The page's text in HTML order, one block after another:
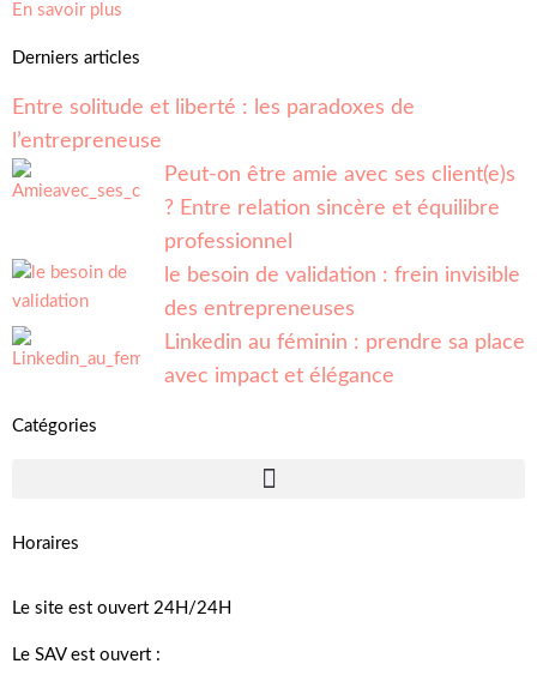
En savoir plus
Derniers articles
Entre solitude et liberté : les paradoxes de
l’entrepreneuse
Peut-on être amie avec ses client(e)s
? Entre relation sincère et équilibre
professionnel
le besoin de validation : frein invisible
des entrepreneuses
Linkedin au féminin : prendre sa place
avec impact et élégance
Catégories
Horaires
Le site est ouvert 24H/24H
Le SAV est ouvert :